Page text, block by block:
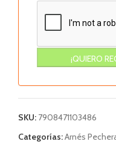
SKU: 7908471103486
Categorías:Arnés